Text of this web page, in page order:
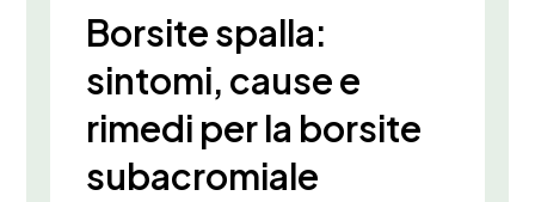
Borsite spalla:
sintomi, cause e
rimedi per la borsite
subacromiale